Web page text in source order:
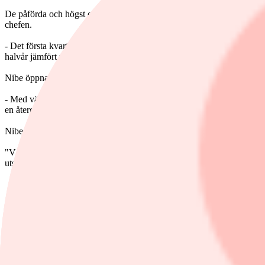
De påförda och högst oförutsägbara tullarna har trots uppenbara
chefen.
- Det första kvartalets utfall ligger i linje med vår egen bedömning att
halvår jämfört med det första, fortsätter Lindquist.
Nibe öppnar också dörren för nya förvärv.
- Med välinvesterade anläggningar, ett svårslaget produktsortiment
en återgång till en mer offensiv hållning till förvärv, kommenterar
Nibe lämnar ingen tydlig prognos för 2026, men bolaget är ändå
"Vår vana och våra erfarenheter trogna är vi dock optimistiska till
utsikterna för 2026.